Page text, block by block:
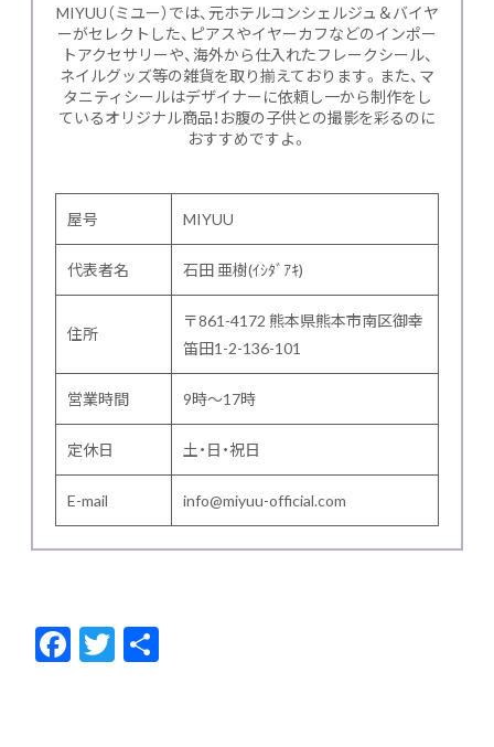
MIYUU（ミユー）では、元ホテルコンシェルジュ＆バイヤ
ーがセレクトした、ピアスやイヤーカフなどのインポー
トアクセサリーや、海外から仕入れたフレークシール、
ネイルグッズ等の雑貨を取り揃えております。また、マ
タニティシールはデザイナーに依頼し一から制作をし
ているオリジナル商品！お腹の子供との撮影を彩るのに
おすすめですよ。
屋号 MIYUU
代表者名 石田 亜樹(ｲｼﾀﾞｱｷ)
住所
〒861-4172 熊本県熊本市南区御幸
笛田1-2-136-101
営業時間 9時～17時
定休日 土・日・祝日
E-mail info@miyuu-official.com
F
ac
T
w